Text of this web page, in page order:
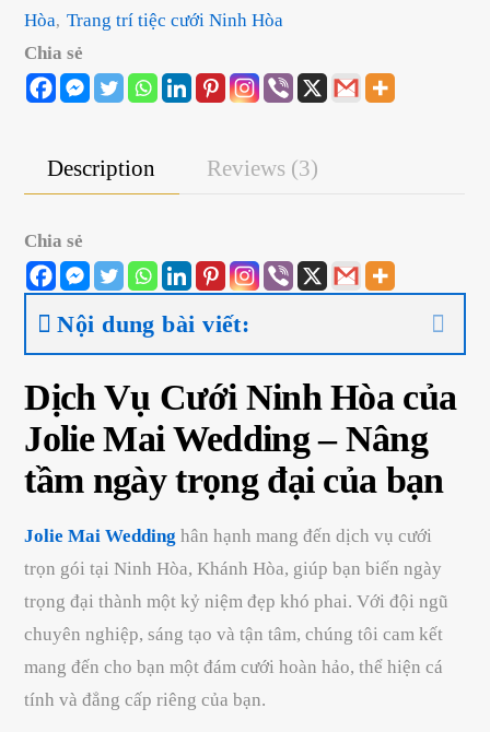
Hòa, Trang trí tiệc cưới Ninh Hòa
Chia sẻ
Description Reviews (3)
Chia sẻ
Nội dung bài viết:
Dịch Vụ Cưới Ninh Hòa của
Jolie Mai Wedding – Nâng
tầm ngày trọng đại của bạn
Jolie Mai Wedding hân hạnh mang đến dịch vụ cưới
trọn gói tại Ninh Hòa, Khánh Hòa, giúp bạn biến ngày
trọng đại thành một kỷ niệm đẹp khó phai. Với đội ngũ
chuyên nghiệp, sáng tạo và tận tâm, chúng tôi cam kết
mang đến cho bạn một đám cưới hoàn hảo, thể hiện cá
tính và đẳng cấp riêng của bạn.